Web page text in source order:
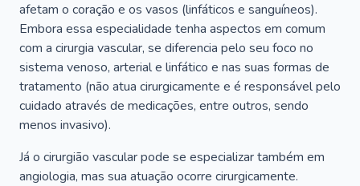
afetam o coração e os vasos (linfáticos e sanguíneos).
Embora essa especialidade tenha aspectos em comum
com a cirurgia vascular, se diferencia pelo seu foco no
sistema venoso, arterial e linfático e nas suas formas de
tratamento (não atua cirurgicamente e é responsável pelo
cuidado através de medicações, entre outros, sendo
menos invasivo).
Já o cirurgião vascular pode se especializar também em
angiologia, mas sua atuação ocorre cirurgicamente.